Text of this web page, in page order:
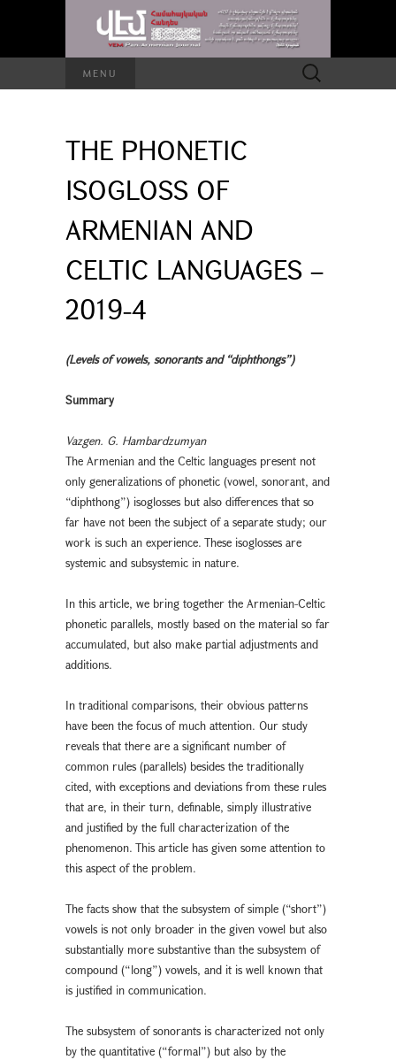
MENU
Search
for:
THE PHONETIC
ISOGLOSS OF
ARMENIAN AND
CELTIC LANGUAGES –
2019-4
(Levels of vowels, sonorants and “diphthongs”)
Summary
Vazgen. G. Hambardzumyan
The Armenian and the Celtic languages present not
only generalizations of phonetic (vowel, sonorant, and
“diphthong”) isoglosses but also differences that so
far have not been the subject of a separate study; our
work is such an experience. These isoglosses are
systemic and subsystemic in nature.
In this article, we bring together the Armenian-Celtic
phonetic parallels, mostly based on the material so far
accumulated, but also make partial adjustments and
additions.
In traditional comparisons, their obvious patterns
have been the focus of much attention. Our study
reveals that there are a significant number of
common rules (parallels) besides the traditionally
cited, with exceptions and deviations from these rules
that are, in their turn, definable, simply illustrative
and justified by the full characterization of the
phenomenon. This article has given some attention to
this aspect of the problem.
The facts show that the subsystem of simple (“short”)
vowels is not only broader in the given vowel but also
substantially more substantive than the subsystem of
compound (“long”) vowels, and it is well known that
is justified in communication.
The subsystem of sonorants is characterized not only
by the quantitative (“formal”) but also by the